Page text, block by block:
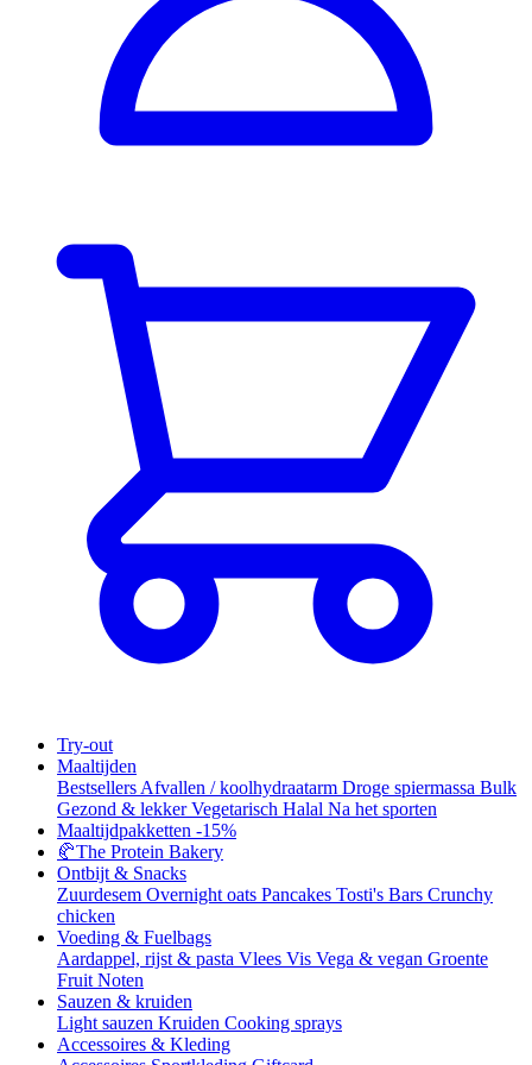
Try-out
Maaltijden
Bestsellers Afvallen / koolhydraatarm Droge spiermassa Bulk
Gezond & lekkerVegetarisch Halal Na het sporten
Maaltijdpakketten -15%
🥐The Protein Bakery
Ontbijt & Snacks
Zuurdesem Overnight oats Pancakes Tosti's Bars Crunchy
chicken
Voeding & Fuelbags
Aardappel, rijst & pasta Vlees Vis Vega & vegan Groente
Fruit Noten
Sauzen & kruiden
Light sauzen Kruiden Cooking sprays
Accessoires & Kleding